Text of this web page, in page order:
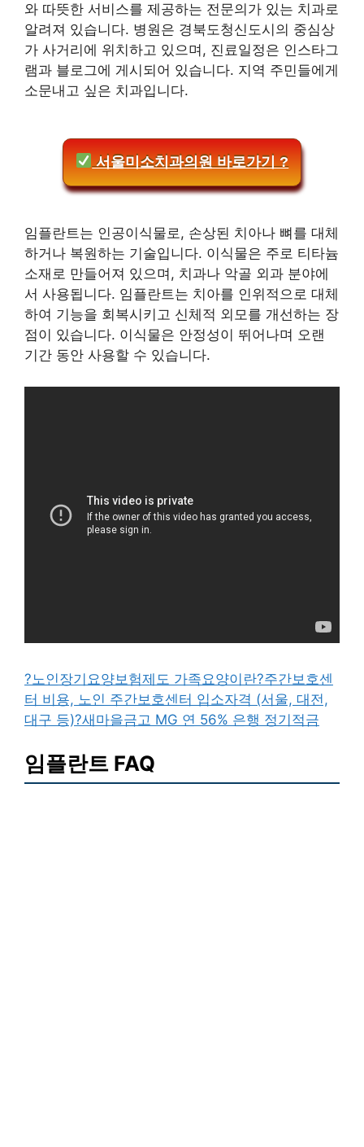
와 따뜻한 서비스를 제공하는 전문의가 있는 치과로
알려져 있습니다. 병원은 경북도청신도시의 중심상
가 사거리에 위치하고 있으며, 진료일정은 인스타그
램과 블로그에 게시되어 있습니다. 지역 주민들에게
소문내고 싶은 치과입니다.
서울미소치과의원 바로가기 ?
임플란트는 인공이식물로, 손상된 치아나 뼈를 대체
하거나 복원하는 기술입니다. 이식물은 주로 티타늄
소재로 만들어져 있으며, 치과나 악골 외과 분야에
서 사용됩니다. 임플란트는 치아를 인위적으로 대체
하여 기능을 회복시키고 신체적 외모를 개선하는 장
점이 있습니다. 이식물은 안정성이 뛰어나며 오랜
기간 동안 사용할 수 있습니다.
?노인장기요양보험제도 가족요양이란?주간보호센
터 비용, 노인 주간보호센터 입소자격 (서울, 대전,
대구 등)?새마을금고 MG 연 56% 은행 정기적금
임플란트 FAQ